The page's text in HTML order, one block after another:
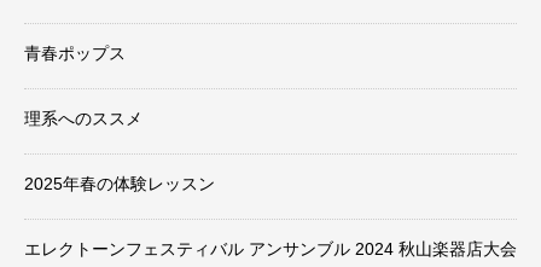
青春ポップス
理系へのススメ
2025年春の体験レッスン
エレクトーンフェスティバル アンサンブル 2024 秋山楽器店大会